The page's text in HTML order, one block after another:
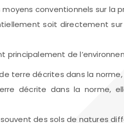
conventionnels sur
soit directement
de
de terre décrites dans la
décrite dans la norme,
des sols de natures